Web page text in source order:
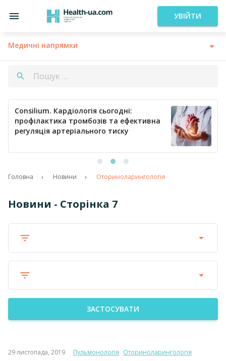
УВІЙТИ
Медичні напрямки
Consilium. Кардіологія сьогодні:
профілактика тромбозів та ефективна
регуляція артеріального тиску
Головна Новини Оториноларингологія
Новини - Сторінка 7
ЗАСТОСУВАТИ
29 листопада, 2019 Пульмонологія Оториноларингологія